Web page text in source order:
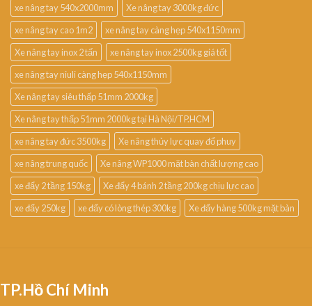
xe nâng tay 540x2000mm
Xe nâng tay 3000kg đức
xe nâng tay cao 1m2
xe nâng tay càng hẹp 540x1150mm
Xe nâng tay inox 2 tấn
xe nâng tay inox 2500kg giá tốt
xe nâng tay niuli càng hẹp 540x1150mm
Xe nâng tay siêu thấp 51mm 2000kg
Xe nâng tay thấp 51mm 2000kg tại Hà Nội/TP.HCM
xe nâng tay đức 3500kg
Xe nâng thủy lực quay đổ phuy
xe nâng trung quốc
Xe nâng WP1000 mặt bàn chất lượng cao
xe đẩy 2 tầng 150kg
Xe đẩy 4 bánh 2 tầng 200kg chịu lực cao
xe đẩy 250kg
xe đẩy có lòng thép 300kg Xe đẩy hàng 500kg mặt bàn
TP.Hồ Chí Minh